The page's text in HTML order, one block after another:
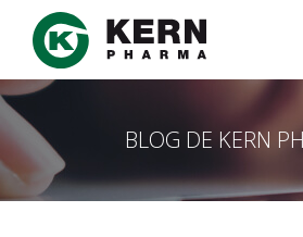
Pasar
contenido
principal
BLOG DE KERN